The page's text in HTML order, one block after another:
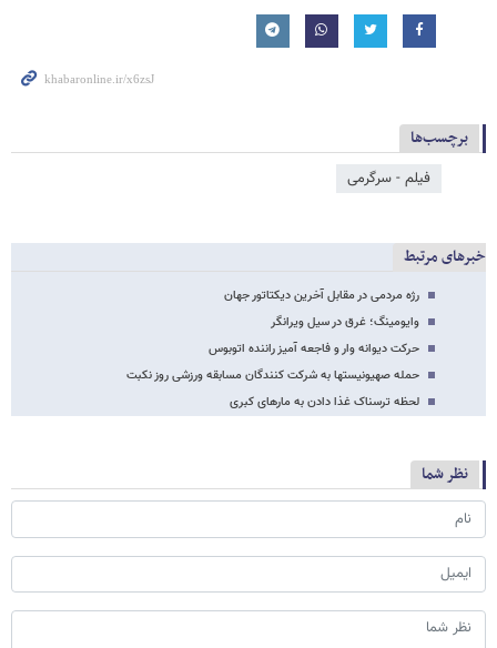
برچسب‌ها
فیلم - سرگرمی
خبرهای مرتبط
رژه مردمی در مقابل آخرین دیکتاتور جهان
وایومینگ؛ غرق در سیل ویرانگر
حرکت دیوانه وار و فاجعه آمیز راننده‌ اتوبوس
حمله صهیونیستها به شرکت کنندگان مسابقه ورزشی روز نکبت
لحظه‌ ترسناک غذا دادن به مارهای کبری
نظر شما